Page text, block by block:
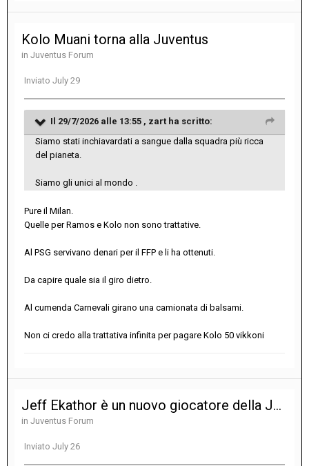
Kolo Muani torna alla Juventus
in Juventus Forum
Inviato July 29
Il 29/7/2026 alle 13:55 , zart ha scritto:
Siamo stati inchiavardati a sangue dalla squadra più ricca
del pianeta.
Siamo gli unici al mondo .
Pure il Milan.
Quelle per Ramos e Kolo non sono trattative.
Al PSG servivano denari per il FFP e li ha ottenuti.
Da capire quale sia il giro dietro.
Al cumenda Carnevali girano una camionata di balsami.
Non ci credo alla trattativa infinita per pagare Kolo 50 vikkoni
Jeff Ekathor è un nuovo giocatore della Juventus
in Juventus Forum
Inviato July 26